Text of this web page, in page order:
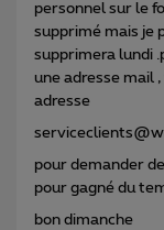
personnel sur le
supprimé mais je
supprimera lundi
une adresse mail
adresse
pour demander
pour gagné du
bon dimanche